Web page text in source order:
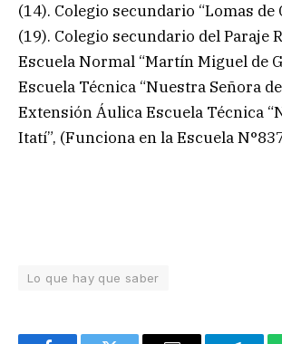
(14). Colegio secundario “Lomas de
(19). Colegio secundario del Paraje
Escuela Normal “Martín Miguel de
Escuela Técnica “Nuestra Señora
Extensión Áulica Escuela Técnica
Itatí”, (Funciona en la Escuela
Lo que hay que saber